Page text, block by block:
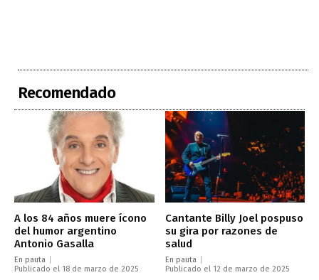
Recomendado
A los 84 años muere ícono
del humor argentino
Antonio Gasalla
En pauta
Publicado el 18 de marzo de 2025
Cantante Billy Joel pospuso
su gira por razones de
salud
En pauta
Publicado el 12 de marzo de 2025